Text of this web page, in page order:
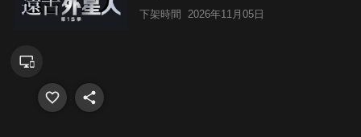
下架時間 2026年11月05日